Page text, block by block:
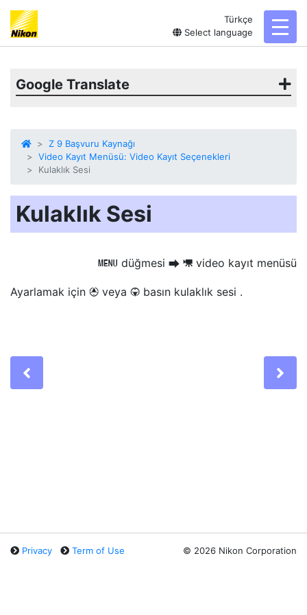
Türkçe
Select language
Google Translate
Z 9 Başvuru Kaynağı
Video Kayıt Menüsü: Video Kayıt Seçenekleri
Kulaklık Sesi
Kulaklık Sesi
G düğmesi U 1 video kayıt menüsü
Ayarlamak için 1 veya 3 basın kulaklık sesi .
Privacy Term of Use © 2026 Nikon Corporation